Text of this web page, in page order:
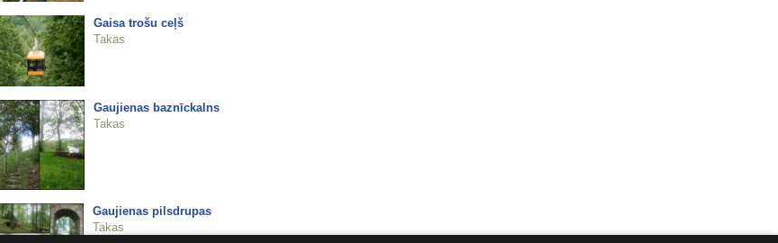
Gaisa trošu ceļš
Takas
Gaujienas baznīckalns
Takas
Gaujienas pilsdrupas
Takas